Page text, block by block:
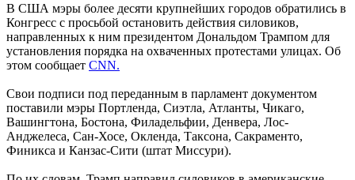
В США мэры более десяти крупнейших городов обратились в
Конгресс с просьбой остановить действия силовиков,
направленных к ним президентом Дональдом Трампом для
установления порядка на охваченных протестами улицах. Об
этом сообщает CNN.
Свои подписи под переданным в парламент документом
поставили мэры Портленда, Сиэтла, Атланты, Чикаго,
Вашингтона, Бостона, Филадельфии, Денвера, Лос-
Анджелеса, Сан-Хосе, Окленда, Таксона, Сакраменто,
Финикса и Канзас-Сити (штат Миссури).